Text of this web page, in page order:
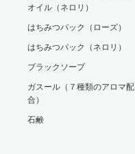
オイル（ネロリ）
はちみつパック（ローズ）
はちみつパック（ネロリ）
ブラックソープ
ガスール（７種類のアロマ配
合）
石鹸